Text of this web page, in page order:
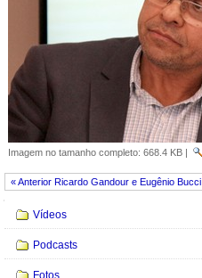
Imagem no tamanho completo: 668.4 KB|
« Anterior Ricardo Gandour e Eugênio Bucci
Vídeos
Podcasts